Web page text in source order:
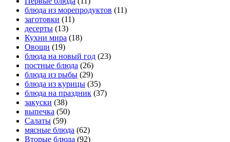
блюда из морепродуктов (11)
заготовки (11)
десерты (13)
Кухни мира (18)
Овощи (19)
блюда на новый год (23)
постные блюда (26)
блюда из рыбы (29)
блюда из курицы (35)
блюда на праздник (37)
закуски (38)
выпечка (50)
Салаты (59)
мясные блюда (62)
Вторые блюда (92)